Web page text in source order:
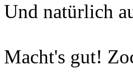
Und natürlich
Macht's gut!